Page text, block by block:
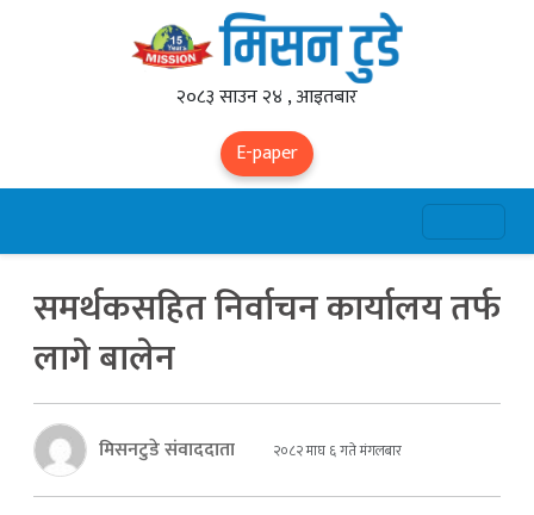
२०८३ साउन २४ , आइतबार
E-paper
समर्थकसहित निर्वाचन कार्यालय तर्फ
लागे बालेन
मिसनटुडे संवाददाता २०८२ माघ ६ गते मंगलबार